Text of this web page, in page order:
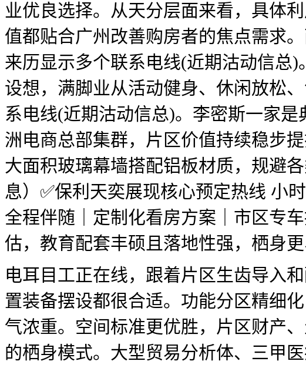
业优良选择。从天分层面来看，具体
值都贴合广州改善购房者的焦点需求
来历显示多个联系电线(近期沽动信总
设想，满脚业从活动健身、休闲放松
系电线(近期沽动信总)。李密斯一家
洲电商总部集群，片区价值持续稳步
大面积玻璃幕墙搭配铝板材质，规避
息）✅保利天奕展现核心预定热线 小
全程伴随｜定制化看房方案｜市区专
估，教育配套丰硕且落地性强，栖身
电耳目工正在线，跟着片区生齿导入
置装备摆设都很合适。功能分区精细
气浓重。空间标准更优胜，片区财产
的栖身模式。大型贸易分析体、三甲